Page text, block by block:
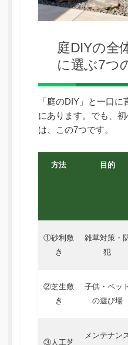
庭DIYの全
に選ぶ7つ
「庭のDIY」と一口
にあります。でも、
は、この7つです。
方法 目的
①砂利敷
き
雑草対策・
犯
②芝生敷
き
子供・ペット
の遊び場
③人工芝
メンテナン